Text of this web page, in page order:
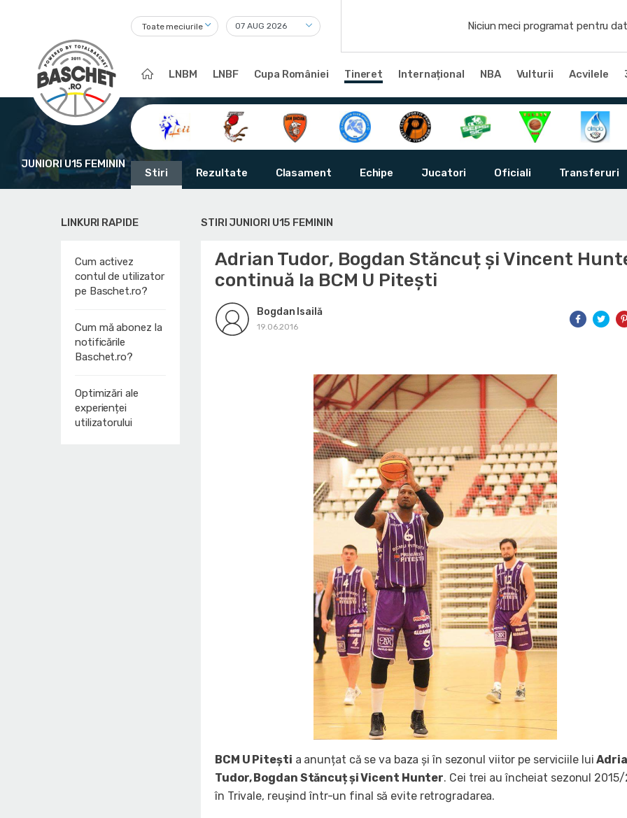
Toate meciurile Niciun meci programat pentru
LNBM LNBF Cupa României Tineret Internațional NBA Vulturii Acvilele
JUNIORI U15 FEMININ
Stiri Rezultate Clasament Echipe Jucatori Oficiali Transferuri
LINKURI RAPIDE
Cum activez
contul de utilizator
pe Baschet.ro?
Cum mă abonez la
notificările
Baschet.ro?
Optimizări ale
experienței
utilizatorului
STIRI JUNIORI U15 FEMININ
Adrian Tudor, Bogdan Stăncuț și Vincent
continuă la BCM U Pitești
Bogdan Isailă
19.06.2016
BCM U Pitești a anunțat că se va baza și în sezonul viitor pe serviciile lui
Tudor, Bogdan Stăncuț și Vicent Hunter. Cei trei au încheiat sezonul 2015/
în Trivale, reușind într-un final să evite retrogradarea.